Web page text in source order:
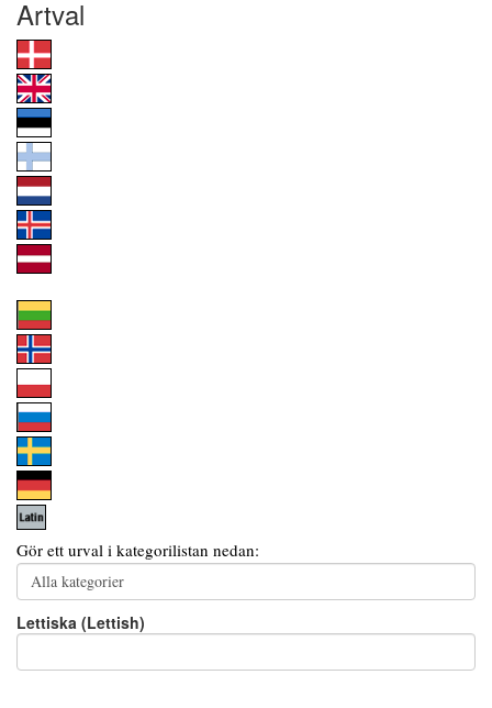
Artval
Gör ett urval i kategorilistan nedan:
Lettiska (Lettish)